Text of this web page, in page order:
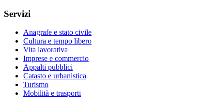
Servizi
Anagrafe e stato civile
Cultura e tempo libero
Vita lavorativa
Imprese e commercio
Appalti pubblici
Catasto e urbanistica
Turismo
Mobilità e trasporti